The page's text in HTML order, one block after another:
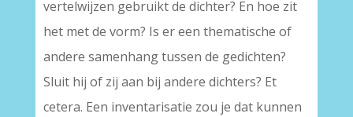
vertelwijzen gebruikt de dichter? En hoe zit
het met de vorm? Is er een thematische of
andere samenhang tussen de gedichten?
Sluit hij of zij aan bij andere dichters? Et
cetera. Een inventarisatie zou je dat kunnen